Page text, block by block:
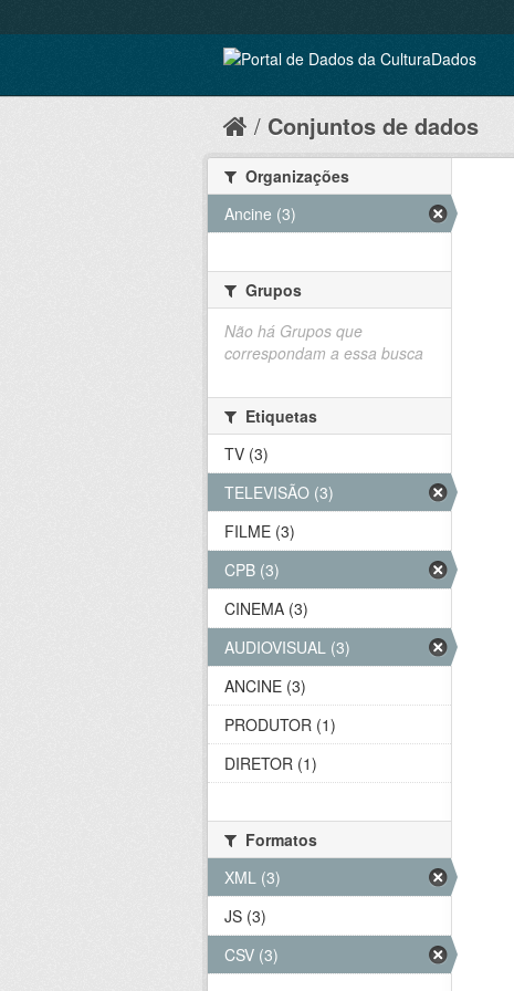
Conjuntos de dados
Organizações
Ancine (3)
Grupos
Não há Grupos que
correspondam a essa busca
Etiquetas
TV (3)
TELEVISÃO (3)
FILME (3)
CPB (3)
CINEMA (3)
AUDIOVISUAL (3)
ANCINE (3)
PRODUTOR (1)
DIRETOR (1)
Formatos
XML (3)
JS (3)
CSV (3)